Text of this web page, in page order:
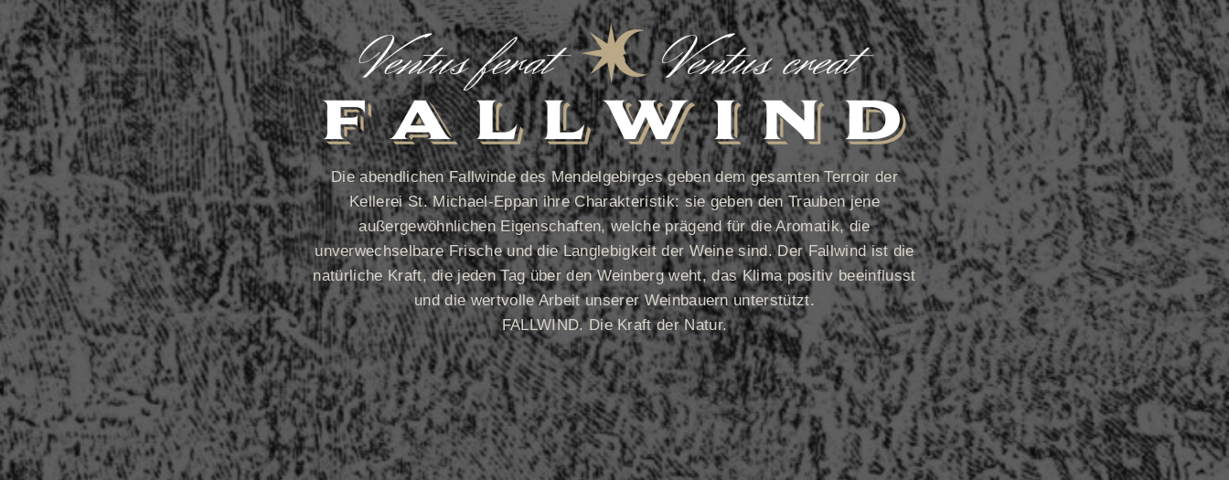
Die abendlichen Fallwinde des Mendelgebirges geben dem gesamten Terroir der
Kellerei St. Michael-Eppan ihre Charakteristik: sie geben den Trauben jene
außergewöhnlichen Eigenschaften, welche prägend für die Aromatik, die
unverwechselbare Frische und die Langlebigkeit der Weine sind. Der Fallwind ist die
natürliche Kraft, die jeden Tag über den Weinberg weht, das Klima positiv beeinflusst
und die wertvolle Arbeit unserer Weinbauern unterstützt.
FALLWIND. Die Kraft der Natur.